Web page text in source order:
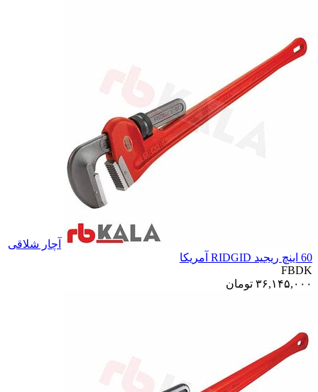
آچار شلاقی
60 اینچ ریجید RIDGID آمریکا
FBDK
۳۶,۱۴۵,۰۰۰ تومان